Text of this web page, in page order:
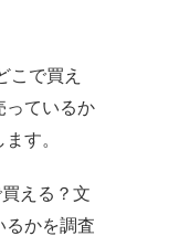
こで買え
っているか
す。
える？文
るかを調査